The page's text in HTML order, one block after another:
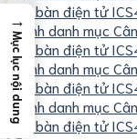
Cân bàn điện tử
Cân bàn điện tử
Cân bàn điện tử
Cân bàn điện tử
→
Mục lục nội dung